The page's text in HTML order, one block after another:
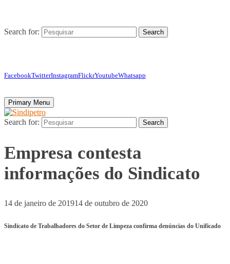
Search for: Search
FacebookTwitterInstagramFlickrYoutubeWhatsapp
Primary Menu
Search for: Search
Empresa contesta
informações do Sindicato
14 de janeiro de 201914 de outubro de 2020
Sindicato de Trabalhadores do Setor de Limpeza confirma denúncias do Unificado